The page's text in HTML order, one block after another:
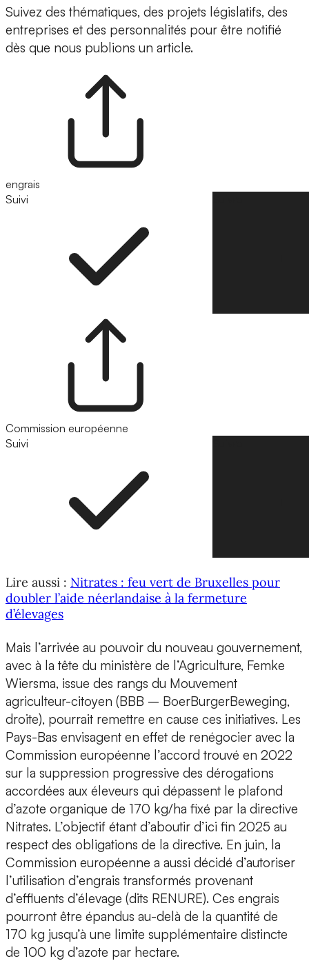
Suivez des thématiques, des projets législatifs, des
entreprises et des personnalités pour être notifié
dès que nous publions un article.
engrais
Suivi
Commission européenne
Suivi
Lire aussi : Nitrates : feu vert de Bruxelles pour
doubler l’aide néerlandaise à la fermeture
d’élevages
Mais l’arrivée au pouvoir du nouveau gouvernement,
avec à la tête du ministère de l’Agriculture, Femke
Wiersma, issue des rangs du Mouvement
agriculteur-citoyen (BBB – BoerBurgerBeweging,
droite), pourrait remettre en cause ces initiatives. Les
Pays-Bas envisagent en effet de renégocier avec la
Commission européenne l’accord trouvé en 2022
sur la suppression progressive des dérogations
accordées aux éleveurs qui dépassent le plafond
d’azote organique de 170 kg/ha fixé par la directive
Nitrates. L’objectif étant d’aboutir d’ici fin 2025 au
respect des obligations de la directive. En juin, la
Commission européenne a aussi décidé d’autoriser
l’utilisation d’engrais transformés provenant
d’effluents d’élevage (dits RENURE). Ces engrais
pourront être épandus au-delà de la quantité de
170 kg jusqu’à une limite supplémentaire distincte
de 100 kg d’azote par hectare.